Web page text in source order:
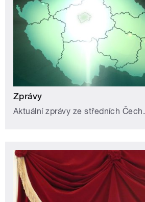
Zprávy
Aktuální zprávy ze středních Čech.